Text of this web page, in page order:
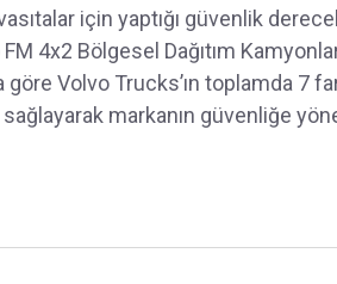
için yaptığı güvenlik
4x2 Bölgesel Dağıtım
Volvo Trucks’ın toplamda 7